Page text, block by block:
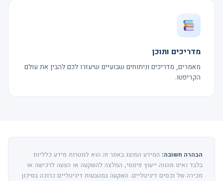
מדריכים ותוכן
מאמרים, מדריכים וניתוחים שבועיים שיעזרו לכם להבין את עולם
הקריפטו.
הבהרה חשובה: המידע המוצג באתר זה הוא למטרות מידע כלליות
בלבד ואינו מהווה ייעוץ פיננסי, המלצה להשקעה או הצעה לרכישה או
מכירה של נכסים דיגיטליים. השקעה במטבעות דיגיטליים כרוכה בסיכון